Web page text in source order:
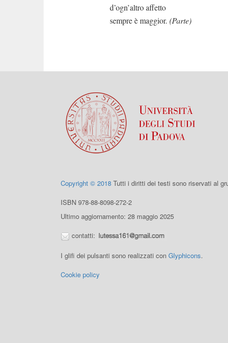
d’ogn’altro affetto
sempre è maggior. (Parte)
Copyright © 2018 Tutti i diritti dei testi sono riservati al
ISBN 978-88-8098-272-2
Ultimo aggiornamento: 28 maggio 2025
contatti:
I glifi dei pulsanti sono realizzati con Glyphicons.
Cookie policy